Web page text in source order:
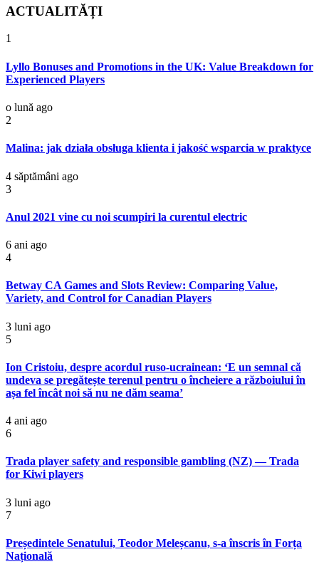
ACTUALITĂȚI
1
Lyllo Bonuses and Promotions in the UK: Value Breakdown for
Experienced Players
o lună ago
2
Malina: jak działa obsługa klienta i jakość wsparcia w praktyce
4 săptămâni ago
3
Anul 2021 vine cu noi scumpiri la curentul electric
6 ani ago
4
Betway CA Games and Slots Review: Comparing Value,
Variety, and Control for Canadian Players
3 luni ago
5
Ion Cristoiu, despre acordul ruso-ucrainean: ‘E un semnal că
undeva se pregătește terenul pentru o încheiere a războiului în
așa fel încât noi să nu ne dăm seama’
4 ani ago
6
Trada player safety and responsible gambling (NZ) — Trada
for Kiwi players
3 luni ago
7
Președintele Senatului, Teodor Meleșcanu, s-a înscris în Forța
Națională